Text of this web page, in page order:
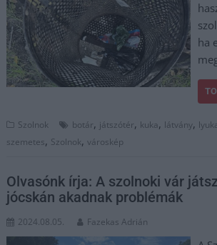
ha
Szolnok botár, játszótér, kuka, látvány,
szemetes, Szolnok,városkép
Olvasónk írja: A szolnoki vár
jócskán akadnak problémák
2024.08.05. Fazekas Adrián